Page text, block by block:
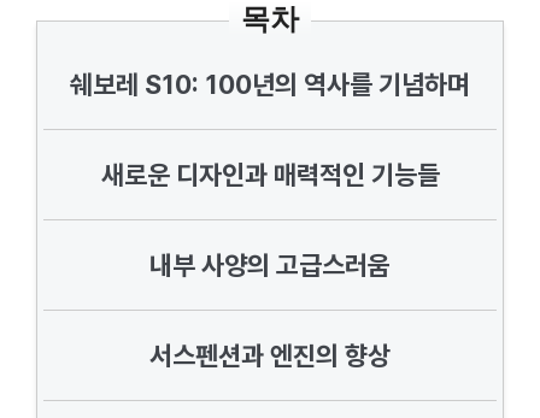
목차
쉐보레 S10: 100년의 역사를 기념하며
새로운 디자인과 매력적인 기능들
내부 사양의 고급스러움
서스펜션과 엔진의 향상